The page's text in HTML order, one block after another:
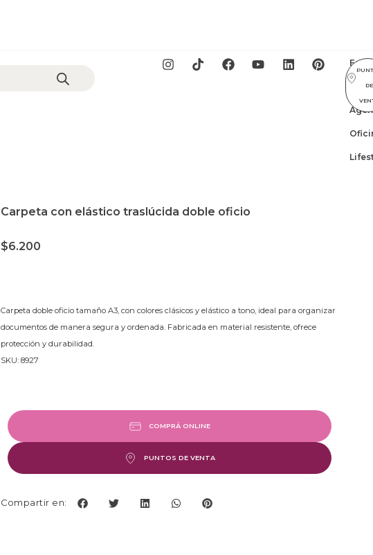
GIFTDE
Carpeta con elástico traslúcida doble oficio
$6.200
Carpeta doble oficio tamaño A3, con colores clásicos y elástico a tono, ideal para organizar
documentos de manera segura y ordenada. Fabricada en material resistente, ofrece
protección y durabilidad.
SKU: 8927
COMPRÁ ONLINE
PUNTOS DE VENTA